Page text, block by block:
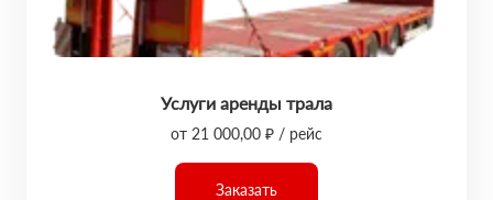
Услуги аренды трала
от 21 000,00 ₽ / рейс
Заказать